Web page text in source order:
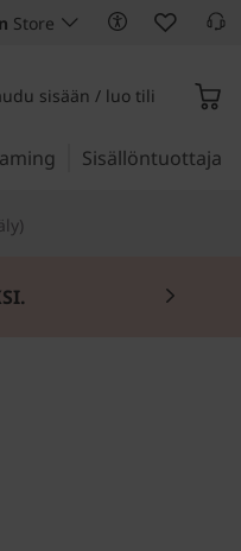
Store
sisään / luo tili
Sisällöntuottaja